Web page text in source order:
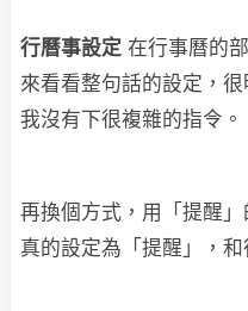
行曆事設定 在行事曆的
來看看整句話的設定，
我沒有下很複雜的指令。
再換個方式，用「提醒
真的設定為「提醒」，和